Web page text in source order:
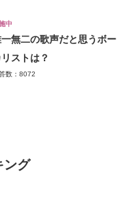
中
一無二の歌声だと思うボー
ストは？
数：8072
ング